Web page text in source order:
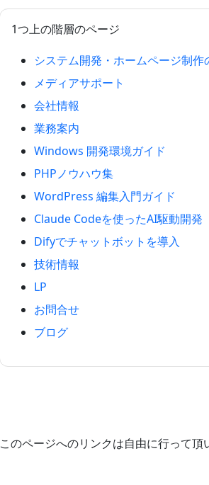
1つ上の階層のページ
システム開発・ホームページ制作
メディアサポート
会社情報
業務案内
Windows 開発環境ガイド
PHPノウハウ集
WordPress 編集入門ガイド
Claude Codeを使ったAI駆動開発
Difyでチャットボットを導入
技術情報
LP
お問合せ
ブログ
このページへのリンクは自由に行って頂